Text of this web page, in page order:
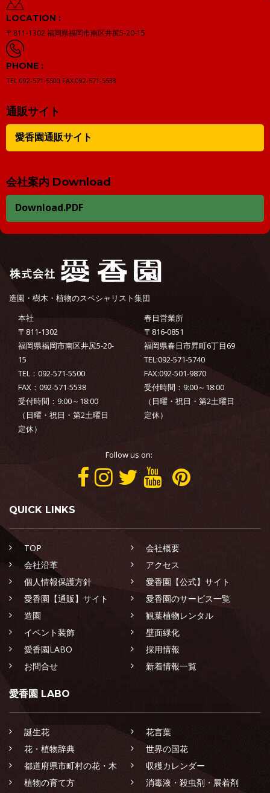
LOCATION :
〒811-1302福岡県福岡市南区井尻5-20-15
PHONE :
TEL:092-571-5500 FAX:092-571-5538
通販サイト
愛香園通販サイト
会社案内 Download
Download.PDF
造園・樹木・植物のスペシャリスト集団
本社
〒811-1302
福岡県福岡市南区井尻5-20-
15
TEL：092-571-5500
FAX：092-571-5538
受付時間：9:00～18:00
（日曜・祝日・第2土曜日
定休）
春日営業所
〒816-0851
福岡県春日市昇町6丁目69
TEL:092-571-5740
FAX:092-501-9870
受付時間：9:00～18:00
（日曜・祝日・第2土曜日
定休）
Follow us on:
QUICK LINKS
TOP
会社概要
会社沿革
アクセス
個人情報保護方針
愛香園【公式】サイト
愛香園【通販】サイト
愛香園のサービス一覧
造園
観葉植物レンタル
イベント装飾
壁面緑化
愛香園LABO
採用情報
お問合せ
新着情報一覧
愛香園 LABO
誕生花
花言葉
花・植物辞典
世界の国花
都道府県市町村の花・木
収穫カレンダー
植物の育て方
消毒液・殺虫剤・展着剤